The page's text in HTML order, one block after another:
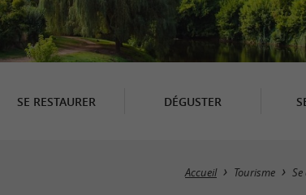
SE RESTAURER DÉGUSTER
Accueil Tourisme